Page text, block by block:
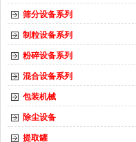
筛分设备系列
制粒设备系列
粉碎设备系列
混合设备系列
包装机械
除尘设备
提取罐